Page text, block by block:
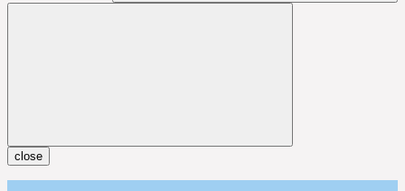
close